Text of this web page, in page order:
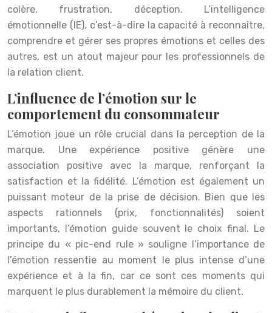
colère, frustration, déception. L’intelligence
émotionnelle (IE), c’est-à-dire la capacité à reconnaître,
comprendre et gérer ses propres émotions et celles des
autres, est un atout majeur pour les professionnels de
la relation client.
L’influence de l’émotion sur le
comportement du consommateur
L’émotion joue un rôle crucial dans la perception de la
marque. Une expérience positive génère une
association positive avec la marque, renforçant la
satisfaction et la fidélité. L’émotion est également un
puissant moteur de la prise de décision. Bien que les
aspects rationnels (prix, fonctionnalités) soient
importants, l’émotion guide souvent le choix final. Le
principe du « pic-end rule » souligne l’importance de
l’émotion ressentie au moment le plus intense d’une
expérience et à la fin, car ce sont ces moments qui
marquent le plus durablement la mémoire du client.